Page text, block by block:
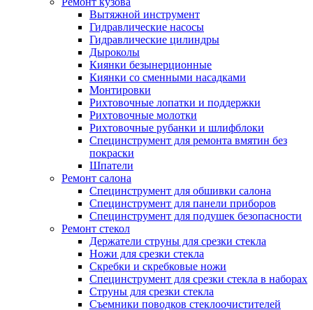
Вытяжной инструмент
Гидравлические насосы
Гидравлические цилиндры
Дыроколы
Киянки безынерционные
Киянки со сменными насадками
Монтировки
Рихтовочные лопатки и поддержки
Рихтовочные молотки
Рихтовочные рубанки и шлифблоки
Специнструмент для ремонта вмятин без
покраски
Шпатели
Ремонт салона
Специнструмент для обшивки салона
Специнструмент для панели приборов
Специнструмент для подушек безопасности
Ремонт стекол
Держатели струны для срезки стекла
Ножи для срезки стекла
Скребки и скребковые ножи
Специнструмент для срезки стекла в наборах
Струны для срезки стекла
Съемники поводков стеклоочистителей